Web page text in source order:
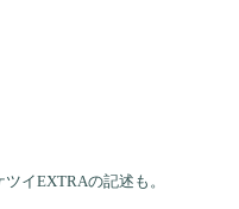
イEXTRAの記述も。